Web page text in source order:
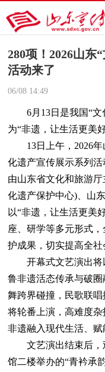
280项！2026山东
活动来了
06/08 14:49
6月13日是我国“文
为“非遗，让生活更美好
13日上午，2026年
化遗产宣传展示系列
由山东省文化和旅游
化遗产保护中心)、山
以“非遗，让生活更美
座、研学等多元形式
护成果，切实提高全社
开幕式文艺演出将
鲁非遗活态传承与破
舞跨界碰撞，民歌联
将轮番上演，高难度
非遗融入现代生活、赋
文艺演出结束后，
馆二楼举办的“青衿承